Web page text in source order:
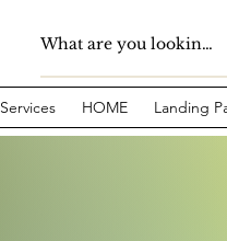
Services HOME Landing